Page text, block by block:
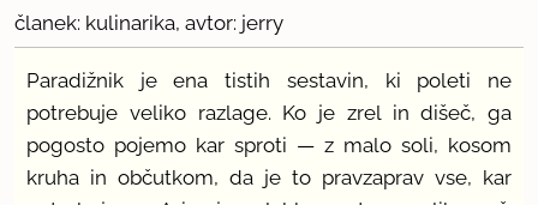
članek: kulinarika, avtor: jerry
Paradižnik je ena tistih sestavin, ki poleti ne
potrebuje veliko razlage. Ko je zrel in dišeč, ga
pogosto pojemo kar sproti — z malo soli, kosom
kruha in občutkom, da je to pravzaprav vse, kar